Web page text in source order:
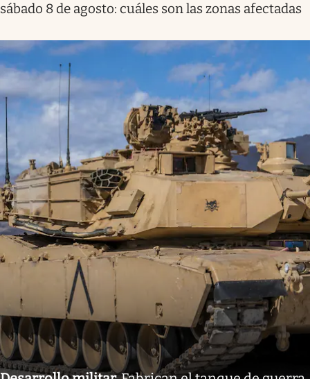
sábado 8 de agosto: cuáles son las zonas afectadas